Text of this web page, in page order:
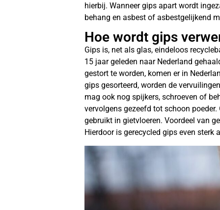
hierbij. Wanneer gips apart wordt
behang en asbest of asbestgelijkend
Hoe wordt gips
Gips is, net als glas, eindeloos
15 jaar geleden naar Nederland
gestort te worden, komen er in
gips gesorteerd, worden de
mag ook nog spijkers, schroeven of
vervolgens gezeefd tot schoon
gebruikt in gietvloeren. Voordeel van
Hierdoor is gerecycled gips even sterk